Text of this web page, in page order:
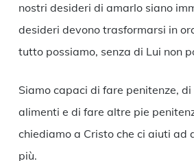
nostri desideri di amarlo siano
desideri devono trasformarsi in
tutto possiamo, senza di Lui non
Siamo capaci di fare penitenze,
alimenti e di fare altre pie
chiediamo a Cristo che ci aiuti ad
più.